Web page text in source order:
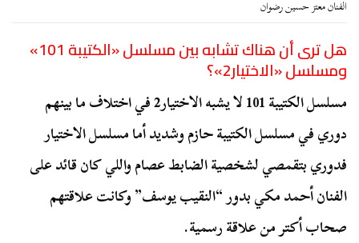
الفنان معتز حسين رضوان
هل ترى أن هناك تشابه بين مسلسل «الكتيبة 101»
ومسلسل «الاختيار2»؟
مسلسل الكتيبة 101 لا يشبه الاختيار2 في اختلاف ما بينهم
دوري في مسلسل الكتيبة حازم وشديد أما مسلسل الاختيار
فدوري بتقمصي لشخصية الضابط عصام واللي كان قائد على
الفنان أحمد مكي بدور “النقيب يوسف” وكانت علاقتهم
صحاب أكتر من علاقة رسمية.